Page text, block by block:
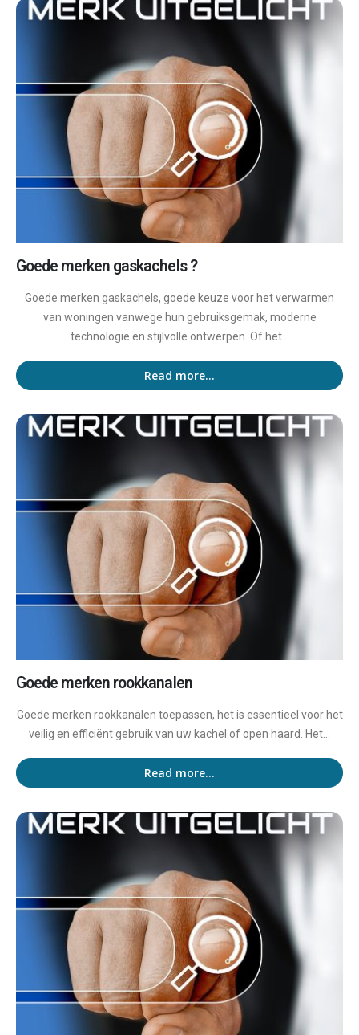
Goede merken gaskachels ?
Goede merken gaskachels, goede keuze voor het verwarmen
van woningen vanwege hun gebruiksgemak, moderne
technologie en stijlvolle ontwerpen. Of het...
Read more...
Goede merken rookkanalen
Goede merken rookkanalen toepassen, het is essentieel voor het
veilig en efficiënt gebruik van uw kachel of open haard. Het...
Read more...